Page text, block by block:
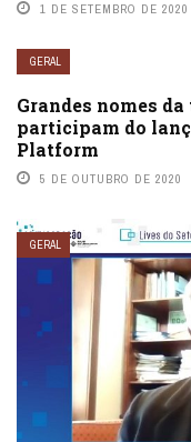
1 DE SETEMBRO DE 2020
GERAL
Grandes nomes
participam do
Platform
5 DE OUTUBRO DE 2020
GERAL